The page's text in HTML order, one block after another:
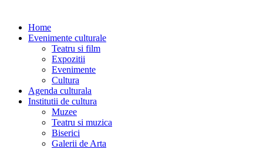
Home
Evenimente culturale
Teatru si film
Expozitii
Evenimente
Cultura
Agenda culturala
Institutii de cultura
Muzee
Teatru si muzica
Biserici
Galerii de Arta